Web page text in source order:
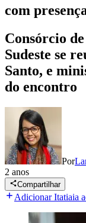
com
Consórcio
Sudeste se
Santo, e
do encontro
Por
2 anos
Compartilhar
Adicionar Itatiaia